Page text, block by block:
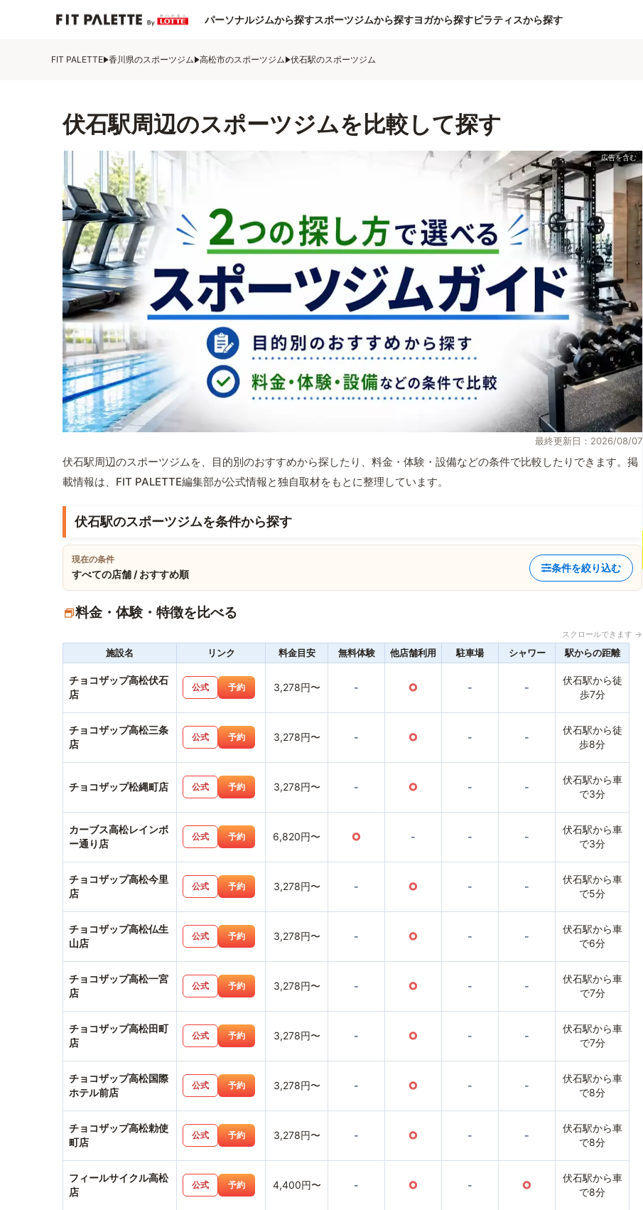
パーソナルジムから探すスポーツジムから探すヨガから探すピラティスから探す
FIT PALETTE 香川県のスポーツジム 高松市のスポーツジム 伏石駅のスポーツジム
伏石駅周辺のスポーツジムを比較して探す
最終更新日：2026/08/07
伏石駅周辺のスポーツジムを、目的別のおすすめから探したり、料金・体験・設備などの条件で比較したりできます。掲
載情報は、FIT PALETTE編集部が公式情報と独自取材をもとに整理しています。
伏石駅のスポーツジムを条件から探す
現在の条件
すべての店舗 / おすすめ順
条件を絞り込む
料金・体験・特徴を比べる
スクロールできます →
施設名 リンク 料金目安 無料体験 他店舗利用 駐車場 シャワー 駅からの距離
チョコザップ高松伏石
店
公式 予約 3,278円〜 - ○ - -
伏石駅から徒
歩7分
チョコザップ高松三条
店
公式 予約 3,278円〜 - ○ - -
伏石駅から徒
歩8分
チョコザップ松縄町店 公式 予約 3,278円〜 - ○ - -
伏石駅から車
で3分
カーブス高松レインボ
ー通り店
公式 予約 6,820円〜 ○ - - -
伏石駅から車
で3分
チョコザップ高松今里
店
公式 予約 3,278円〜 - ○ - -
伏石駅から車
で5分
チョコザップ高松仏生
山店
公式 予約 3,278円〜 - ○ - -
伏石駅から車
で6分
チョコザップ高松一宮
店
公式 予約 3,278円〜 - ○ - -
伏石駅から車
で7分
チョコザップ高松田町
店
公式 予約 3,278円〜 - ○ - -
伏石駅から車
で7分
チョコザップ高松国際
ホテル前店
公式 予約 3,278円〜 - ○ - -
伏石駅から車
で8分
チョコザップ高松勅使
町店
公式 予約 3,278円〜 - ○ - -
伏石駅から車
で8分
フィールサイクル高松
店
公式 予約 4,400円〜 - ○ - ○
伏石駅から車
で8分